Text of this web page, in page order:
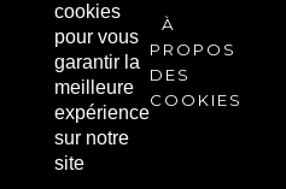
Copyright © 2021
cookies
pour vous
garantir la
meilleure
expérience
sur notre
site
À
PROPOS
DES
COOKIES